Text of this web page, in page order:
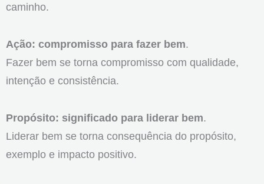
caminho.
Ação: compromisso para fazer bem.
Fazer bem se torna compromisso com qualidade,
intenção e consistência.
Propósito: significado para liderar bem.
Liderar bem se torna consequência do propósito,
exemplo e impacto positivo.